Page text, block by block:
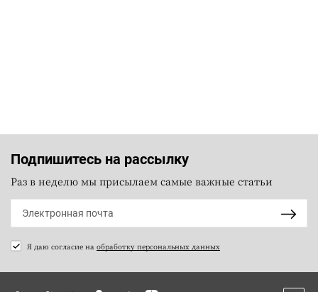
Подпишитесь на рассылку
Раз в неделю мы присылаем самые важные статьи
Я даю согласие на обработку персональных данных